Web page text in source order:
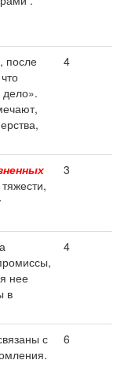
после
дело».
4
3
нее
в
4
с
6